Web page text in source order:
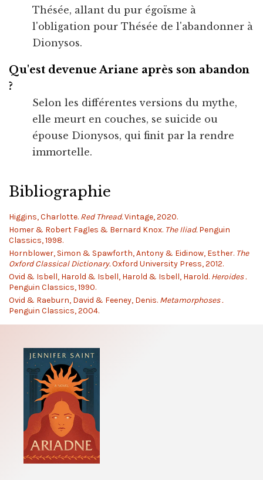
Thésée, allant du pur égoïsme à
l'obligation pour Thésée de l'abandonner à
Dionysos.
Qu'est devenue Ariane après son abandon
?
Selon les différentes versions du mythe,
elle meurt en couches, se suicide ou
épouse Dionysos, qui finit par la rendre
immortelle.
Bibliographie
Higgins, Charlotte. Red Thread.Vintage, 2020.
Homer & Robert Fagles & Bernard Knox. The Iliad.Penguin
Classics, 1998.
Hornblower, Simon & Spawforth, Antony & Eidinow, Esther. The
Oxford Classical Dictionary.Oxford University Press, 2012.
Ovid & Isbell, Harold & Isbell, Harold & Isbell, Harold. Heroides .
Penguin Classics, 1990.
Ovid & Raeburn, David & Feeney, Denis. Metamorphoses .
Penguin Classics, 2004.